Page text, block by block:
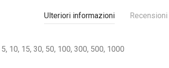
Ulteriori informazioni Recensioni
5, 10, 15, 30, 50, 100, 300, 500, 1000